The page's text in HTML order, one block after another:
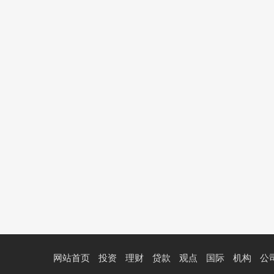
网站首页 投资 理财 贷款 观点 国际 机构 公